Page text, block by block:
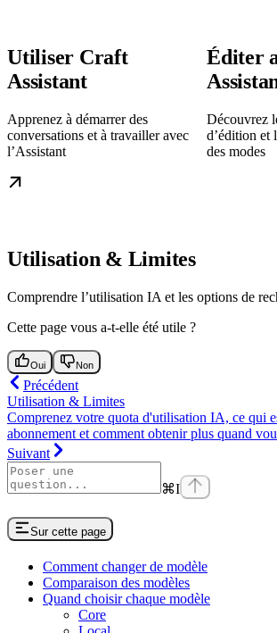
Utiliser Craft
Assistant
Apprenez à démarrer des
conversations et à travailler avec
l’Assistant
Éditer
Découvrez
d’édition et
des modes
Utilisation & Limites
Comprendre l’utilisation IA et les options de
Cette page vous a-t-elle été utile ?
Oui Non
Précédent
Utilisation & Limites
Comprenez votre quota d'utilisation IA, ce qui
abonnement et comment obtenir plus quand
Suivant
⌘I
Sur cette page
Comment changer de modèle
Comparaison des modèles
Quand choisir chaque modèle
Core